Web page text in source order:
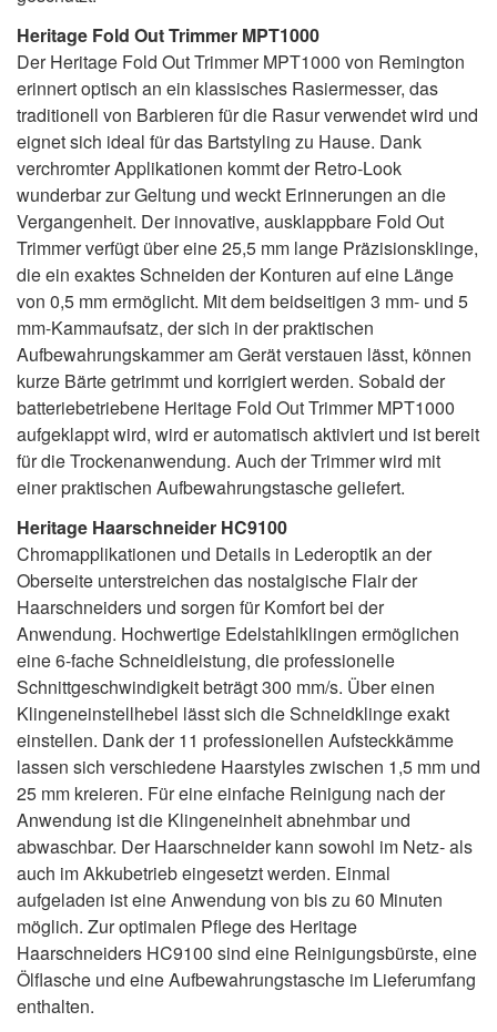
Heritage Fold Out Trimmer MPT1000
Der Heritage Fold Out Trimmer MPT1000 von Remington
erinnert optisch an ein klassisches Rasiermesser, das
traditionell von Barbieren für die Rasur verwendet wird und
eignet sich ideal für das Bartstyling zu Hause. Dank
verchromter Applikationen kommt der Retro-Look
wunderbar zur Geltung und weckt Erinnerungen an die
Vergangenheit. Der innovative, ausklappbare Fold Out
Trimmer verfügt über eine 25,5 mm lange Präzisionsklinge,
die ein exaktes Schneiden der Konturen auf eine Länge
von 0,5 mm ermöglicht. Mit dem beidseitigen 3 mm- und 5
mm-Kammaufsatz, der sich in der praktischen
Aufbewahrungskammer am Gerät verstauen lässt, können
kurze Bärte getrimmt und korrigiert werden. Sobald der
batteriebetriebene Heritage Fold Out Trimmer MPT1000
aufgeklappt wird, wird er automatisch aktiviert und ist bereit
für die Trockenanwendung. Auch der Trimmer wird mit
einer praktischen Aufbewahrungstasche geliefert.
Heritage Haarschneider HC9100
Chromapplikationen und Details in Lederoptik an der
Oberseite unterstreichen das nostalgische Flair der
Haarschneiders und sorgen für Komfort bei der
Anwendung. Hochwertige Edelstahlklingen ermöglichen
eine 6-fache Schneidleistung, die professionelle
Schnittgeschwindigkeit beträgt 300 mm/s. Über einen
Klingeneinstellhebel lässt sich die Schneidklinge exakt
einstellen. Dank der 11 professionellen Aufsteckkämme
lassen sich verschiedene Haarstyles zwischen 1,5 mm und
25 mm kreieren. Für eine einfache Reinigung nach der
Anwendung ist die Klingeneinheit abnehmbar und
abwaschbar. Der Haarschneider kann sowohl im Netz- als
auch im Akkubetrieb eingesetzt werden. Einmal
aufgeladen ist eine Anwendung von bis zu 60 Minuten
möglich. Zur optimalen Pflege des Heritage
Haarschneiders HC9100 sind eine Reinigungsbürste, eine
Ölflasche und eine Aufbewahrungstasche im Lieferumfang
enthalten.